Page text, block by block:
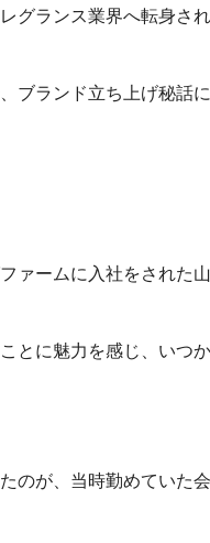
グランス業界へ転身され
ブランド立ち上げ秘話
ァームに入社をされた山
とに魅力を感じ、いつ
のが、当時勤めていた